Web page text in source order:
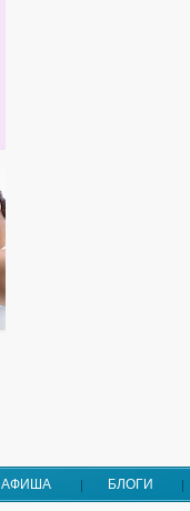
АФИША БЛОГИ